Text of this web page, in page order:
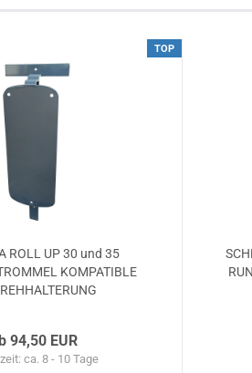
TOP
ROLL UP 30 und 35
KOM­PA­TI­BLE
94,50 EUR
ca. 8 - 10 Tage